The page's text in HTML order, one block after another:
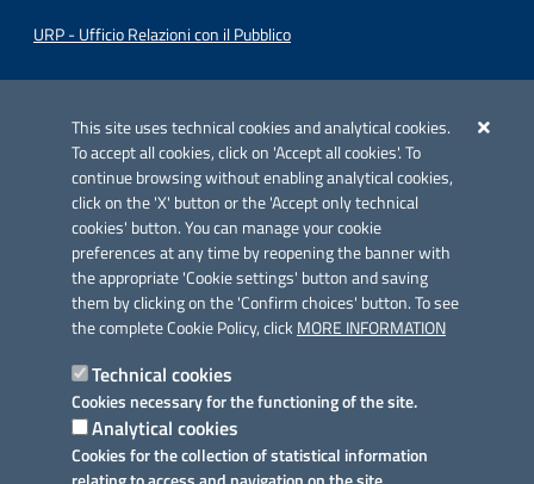
This site uses technical cookies and analytical cookies.
To accept all cookies, click on 'Accept all cookies'. To
continue browsing without enabling analytical cookies,
click on the 'X' button or the 'Accept only technical
cookies' button. You can manage your cookie
preferences at any time by reopening the banner with
the appropriate 'Cookie settings' button and saving
them by clicking on the 'Confirm choices' button. To see
the complete Cookie Policy, clickMORE INFORMATION
Technical cookies
Cookies necessary for the functioning of the site.
Analytical cookies
Cookies for the collection of statistical information
URP - Ufficio Relazioni con il Pubblico
Azione 2.3.
Link utili
Informativa privacy
Dichiarazione di accessibilità
Note legali